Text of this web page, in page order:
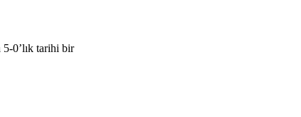
0’lık tarihi bir